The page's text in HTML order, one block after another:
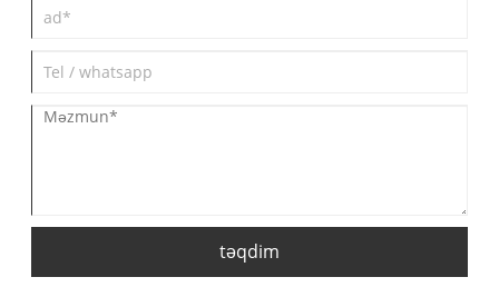
təqdim